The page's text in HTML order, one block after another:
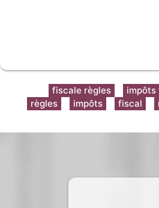
impôts
fiscale règles
fiscal
impôts
règles